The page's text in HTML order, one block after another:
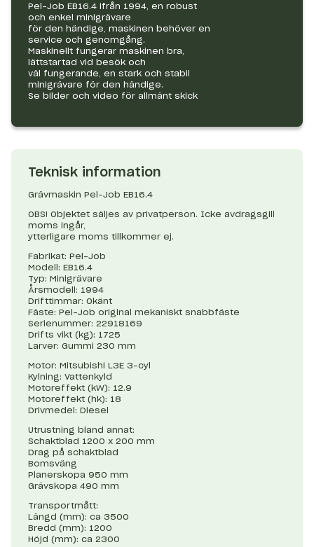
Pel-Job EB16.4 ifrån 1994, en robust
och enkel minigrävare
för den händige, maskinen behöver en
service och genomgång.
Maskinellt fungerar maskinen bra,
lättstartad vid besök och
väl fungerande, en stark och stabil
minigrävare för den händige.
Se bilder och video för allmänt skick
Teknisk information
Grävmaskin Pel-Job EB16.4
OBS! Objektet säljes av privatperson. Icke avdragsgill
moms ingår,
ytterligare moms tillkommer ej.
Fabrikat: Pel-Job
Modell: EB16.4
Typ: Minigrävare
Årsmodell: 1994
Drifttimmar: Okänt
Fäste: Pel-Job original mekaniskt snabbfäste
Serienummer: 22918169
Drifts vikt (kg): 1725
Larver: Gummi 230 mm
Motor: Mitsubishi L3E 3-cyl
Kylning: Vattenkyld
Motoreffekt (kW): 12.9
Motoreffekt (hk): 18
Drivmedel: Diesel
Utrustning bland annat:
Schaktblad 1200 x 200 mm
Drag på schaktblad
Bomsväng
Planerskopa 950 mm
Grävskopa 490 mm
Transportmått:
Längd (mm): ca 3500
Bredd (mm): 1200
Höjd (mm): ca 2300